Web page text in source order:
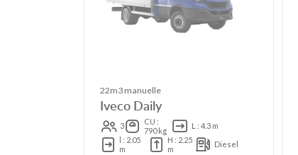
22m3 manuelle
Iveco Daily
3
CU :
790 kg
L : 4.3 m
l : 2.05
m
H : 2.25
m
Diesel